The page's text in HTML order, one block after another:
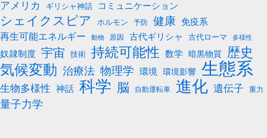
アメリカ ギリシャ神話 コミュニケーション
シェイクスピア ホルモン 予防 健康 免疫系
再生可能エネルギー
動物 原因 古代ギリシャ 古代ローマ 多様性
奴隷制度 宇宙 技術 持続可能性 数学 暗黒物質 歴史
気候変動 治療法 物理学 環境 環境影響 生態系
生物多様性 神話 科学 脳 自動運転車 進化 遺伝子 重力
量子力学